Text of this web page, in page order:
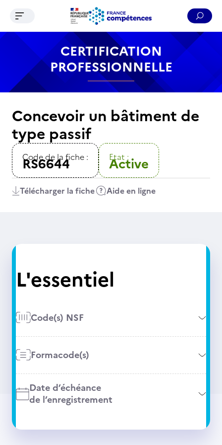
Contenu Recherche Menu Pied de page
Ouvrir le menu de navigation
CERTIFICATION
PROFESSIONNELLE
Concevoir un bâtiment de
type passif
Code de la fiche :
RS6644 Etat :
Active
Télécharger la fiche Aide en ligne
L'essentiel
Code(s) NSF
Formacode(s)
Date d’échéance
de l’enregistrement